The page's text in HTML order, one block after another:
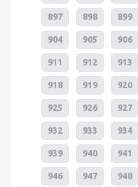
897 898 899
904 905 906
911 912 913
918 919 920
925 926 927
932 933 934
939 940 941
946 947 948